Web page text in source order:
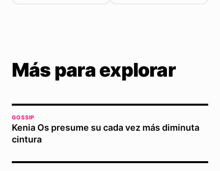
Más para explorar
GOSSIP
Kenia Os presume su cada vez más diminuta
cintura